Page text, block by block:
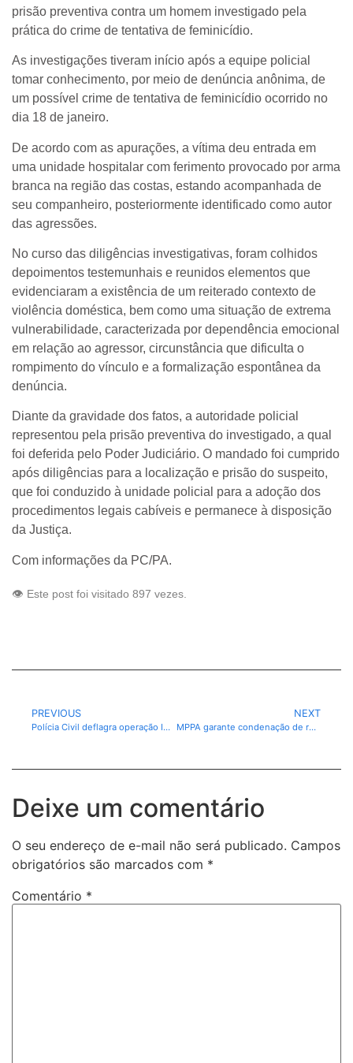
prisão preventiva contra um homem investigado pela
prática do crime de tentativa de feminicídio.
As investigações tiveram início após a equipe policial
tomar conhecimento, por meio de denúncia anônima, de
um possível crime de tentativa de feminicídio ocorrido no
dia 18 de janeiro.
De acordo com as apurações, a vítima deu entrada em
uma unidade hospitalar com ferimento provocado por arma
branca na região das costas, estando acompanhada de
seu companheiro, posteriormente identificado como autor
das agressões.
No curso das diligências investigativas, foram colhidos
depoimentos testemunhais e reunidos elementos que
evidenciaram a existência de um reiterado contexto de
violência doméstica, bem como uma situação de extrema
vulnerabilidade, caracterizada por dependência emocional
em relação ao agressor, circunstância que dificulta o
rompimento do vínculo e a formalização espontânea da
denúncia.
Diante da gravidade dos fatos, a autoridade policial
representou pela prisão preventiva do investigado, a qual
foi deferida pelo Poder Judiciário. O mandado foi cumprido
após diligências para a localização e prisão do suspeito,
que foi conduzido à unidade policial para a adoção dos
procedimentos legais cabíveis e permanece à disposição
da Justiça.
Com informações da PC/PA.
👁️ Este post foi visitado 897 vezes.
PREVIOUS
Polícia Civil deflagra operação IARA contra tráfico de drogas e lavagem de capitais.
NEXT
MPPA garante condenação de réu por homicídio qualificado em Canaã dos Carajás
Deixe um comentário
O seu endereço de e-mail não será publicado. Campos
obrigatórios são marcados com *
Comentário *